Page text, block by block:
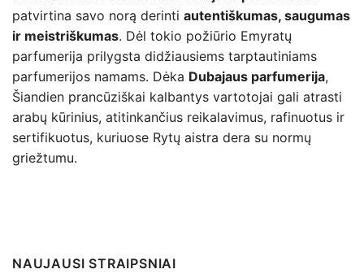
patvirtina savo norą derinti autentiškumas, saugumas
ir meistriškumas. Dėl tokio požiūrio Emyratų
parfumerija prilygsta didžiausiems tarptautiniams
parfumerijos namams. Dėka Dubajaus parfumerija,
Šiandien prancūziškai kalbantys vartotojai gali atrasti
arabų kūrinius, atitinkančius reikalavimus, rafinuotus ir
sertifikuotus, kuriuose Rytų aistra dera su normų
griežtumu.
NAUJAUSI STRAIPSNIAI